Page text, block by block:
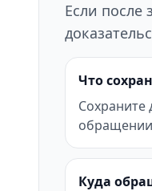
Если после
Что
Сохраните
Куда